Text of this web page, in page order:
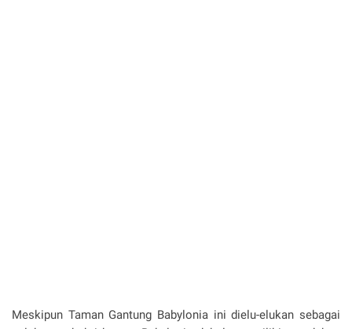
Meskipun Taman Gantung Babylonia ini dielu-elukan sebagai